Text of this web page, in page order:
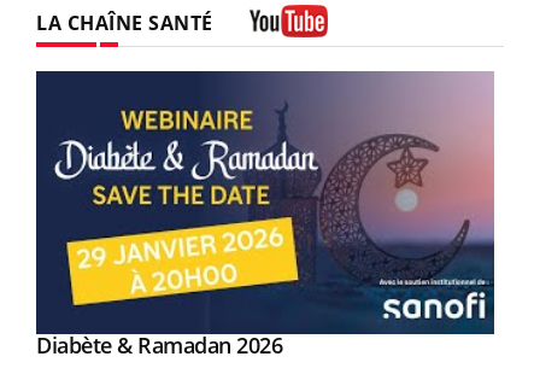
LA CHAÎNE SANTÉ
Youtube
Diabète & Ramadan 2026Youtube